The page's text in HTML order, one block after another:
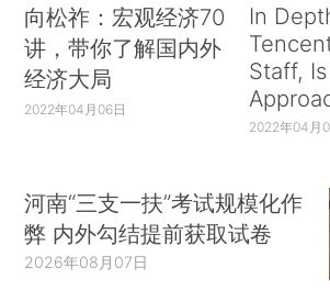
向松祚：宏观经济70
讲，带你了解国内外
经济大局
2022年04月06日
In
Staff, Is
2022年04月
河南“三支一扶”考试规模化作
弊 内外勾结提前获取试卷
2026年08月07日